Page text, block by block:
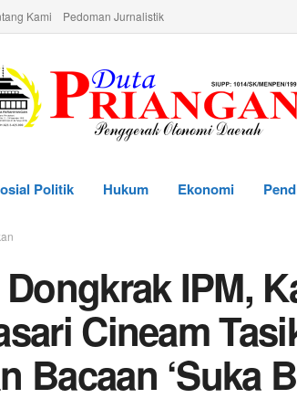
Kami Pedoman Jurnalistik
Politik Hukum Ekonomi
IPM,
Cineam
Bacaan ‘Suka